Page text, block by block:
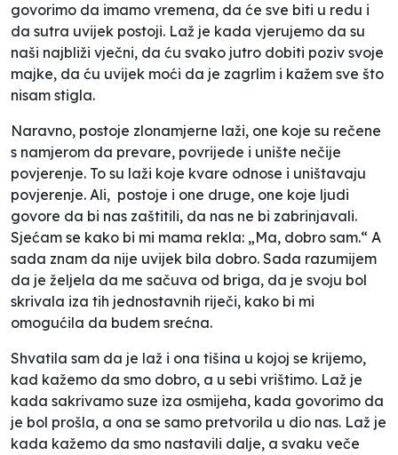
govorimo da imamo vremena, da će sve biti u redu i
da sutra uvijek postoji. Laž je kada vjerujemo da su
naši najbliži vječni, da ću svako jutro dobiti poziv svoje
majke, da ću uvijek moći da je zagrlim i kažem sve što
nisam stigla.
Naravno, postoje zlonamjerne laži, one koje su rečene
s namjerom da prevare, povrijede i unište nečije
povjerenje. To su laži koje kvare odnose i uništavaju
povjerenje. Ali, postoje i one druge, one koje ljudi
govore da bi nas zaštitili, da nas ne bi zabrinjavali.
Sjećam se kako bi mi mama rekla: „Ma, dobro sam.“ A
sada znam da nije uvijek bila dobro. Sada razumijem
da je željela da me sačuva od briga, da je svoju bol
skrivala iza tih jednostavnih riječi, kako bi mi
omogućila da budem srećna.
Shvatila sam da je laž i ona tišina u kojoj se krijemo,
kad kažemo da smo dobro, a u sebi vrištimo. Laž je
kada sakrivamo suze iza osmijeha, kada govorimo da
je bol prošla, a ona se samo pretvorila u dio nas. Laž je
kada kažemo da smo nastavili dalje, a svaku veče